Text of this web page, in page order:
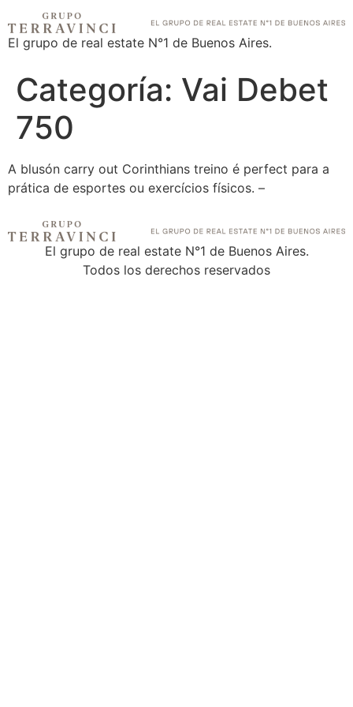
El grupo de real estate N°1 de Buenos Aires.
Categoría: Vai Debet
750
A blusón carry out Corinthians treino é perfect para a
prática de esportes ou exercícios físicos. –
El grupo de real estate N°1 de Buenos Aires.
Todos los derechos reservados